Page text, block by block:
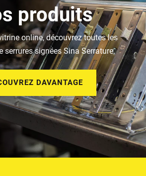
produits
online, découvrez toutes les
serrures signées Sina Serrature.
DAVANTAGE